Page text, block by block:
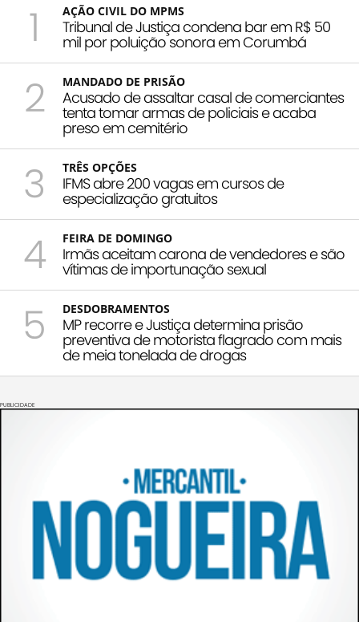
1 AÇÃO CIVIL DO MPMS
Tribunal de Justiça condena bar em R$ 50
mil por poluição sonora em Corumbá
2 MANDADO DE PRISÃO
Acusado de assaltar casal de comerciantes
tenta tomar armas de policiais e acaba
preso em cemitério
3 TRÊS OPÇÕES
IFMS abre 200 vagas em cursos de
especialização gratuitos
4 FEIRA DE DOMINGO
Irmãs aceitam carona de vendedores e são
vítimas de importunação sexual
5 DESDOBRAMENTOS
MP recorre e Justiça determina prisão
preventiva de motorista flagrado com mais
de meia tonelada de drogas
PUBLICIDADE